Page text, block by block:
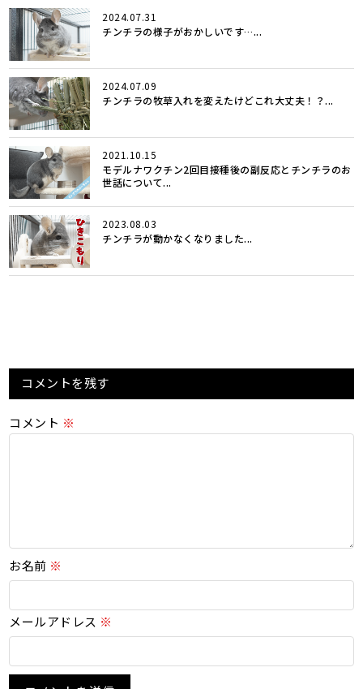
2024.07.31
チンチラの様子がおかしいです…...
2024.07.09
チンチラの牧草入れを変えたけどこれ大丈夫！？...
2021.10.15
モデルナワクチン2回目接種後の副反応とチンチラのお
世話について...
2023.08.03
チンチラが動かなくなりました...
コメントを残す
コメント ※
お名前 ※
メールアドレス ※